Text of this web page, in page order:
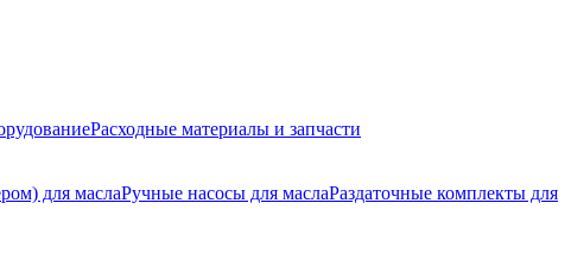
Расходные материалы и запчасти
для маслаРучные насосы для маслаРаздаточные комплекты для